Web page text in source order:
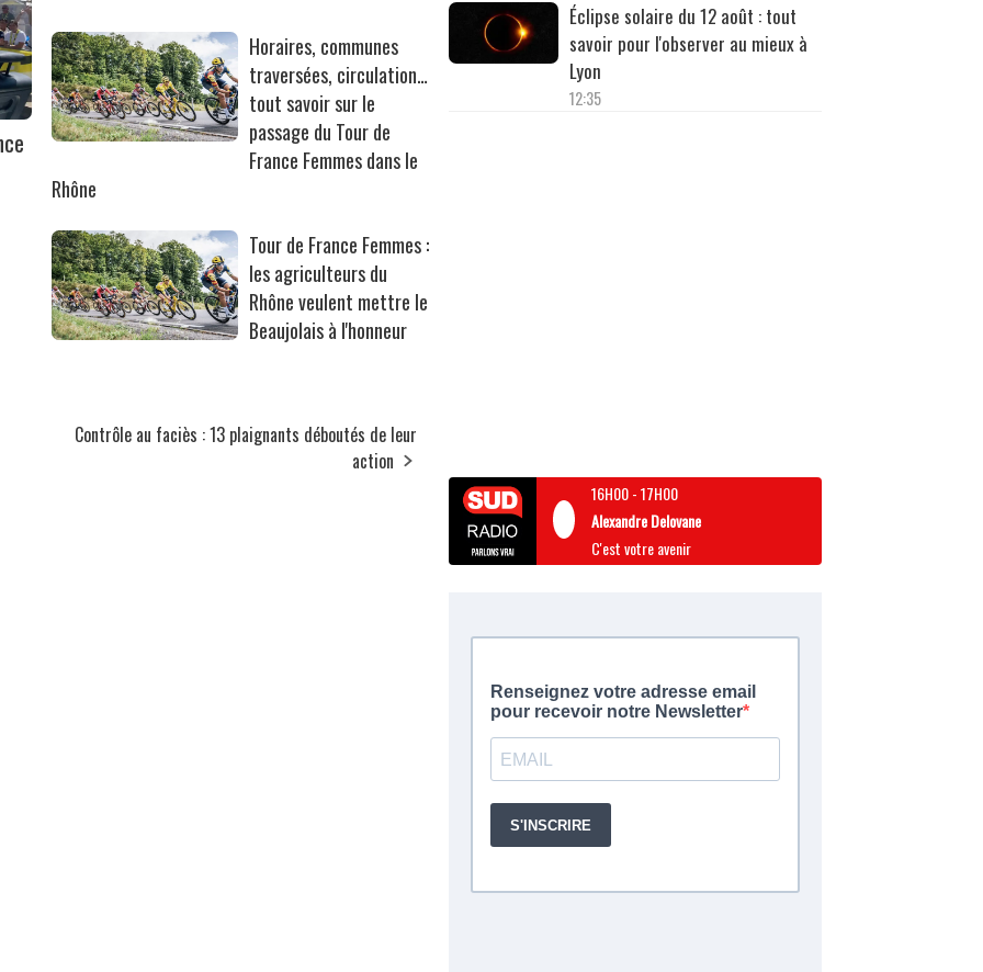
Horaires, communes
traversées, circulation…
tout savoir sur le
passage du Tour de
France Femmes dans le
Rhône
Tour de France Femmes :
les agriculteurs du
Rhône veulent mettre le
Beaujolais à l'honneur
Contrôle au faciès : 13 plaignants déboutés de leur
action
Éclipse solaire du 12 août : tout
savoir pour l'observer au mieux à
Lyon
12:35
16H00-17H00
Alexandre Delovane
C'est votre avenir